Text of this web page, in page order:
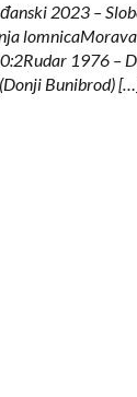
2023 –
0:2Rudar 1976 –
Bunibrod)